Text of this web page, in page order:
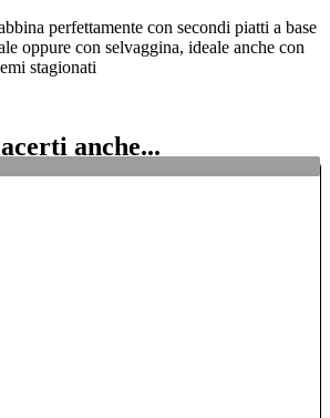
perfettamente con secondi piatti a base
oppure con selvaggina, ideale anche con
stagionati
anche...